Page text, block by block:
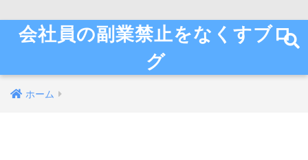
会社員の副業禁止をなくすブロ
グ
ホーム